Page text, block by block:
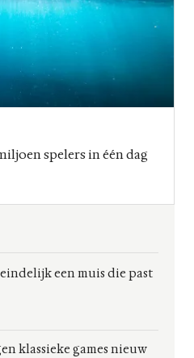
spelers in één dag
een muis die past
klassieke games nieuw